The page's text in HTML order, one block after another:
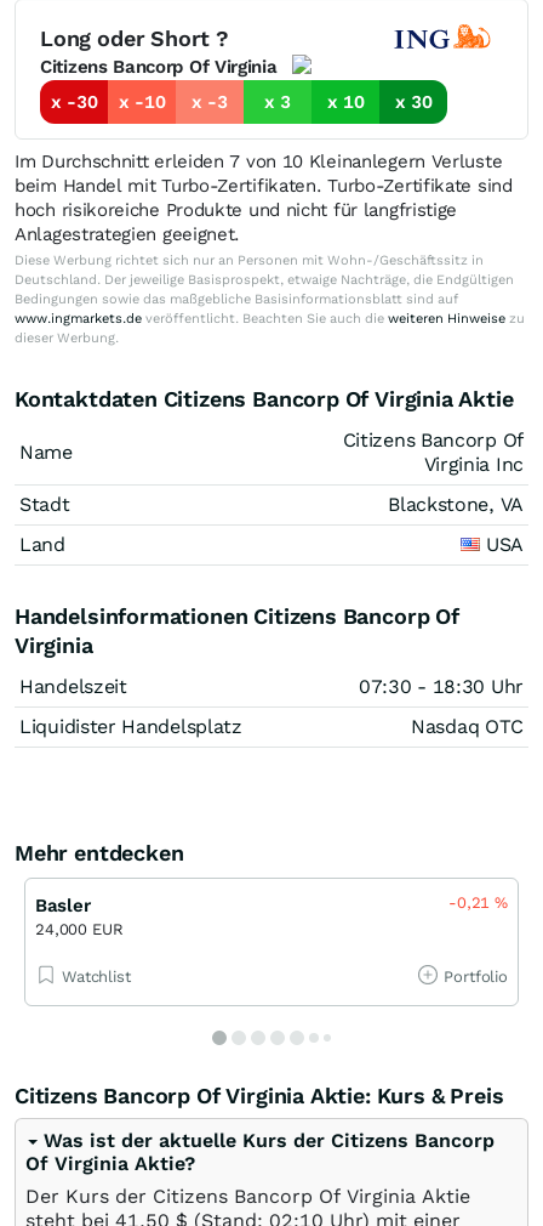
Long oder Short ?
Citizens Bancorp Of Virginia
x -30
x -10 x -3 x 3 x 10 x 30
Im Durchschnitt erleiden 7 von 10 Kleinanlegern Verluste
beim Handel mit Turbo-Zertifikaten. Turbo-Zertifikate sind
hoch risikoreiche Produkte und nicht für langfristige
Anlagestrategien geeignet.
Diese Werbung richtet sich nur an Personen mit Wohn-/Geschäftssitz in
Deutschland. Der jeweilige Basisprospekt, etwaige Nachträge, die Endgültigen
Bedingungen sowie das maßgebliche Basisinformationsblatt sind auf
www.ingmarkets.de veröffentlicht. Beachten Sie auch die weiteren Hinweise zu
dieser Werbung.
Kontaktdaten Citizens Bancorp Of Virginia Aktie
Name
Citizens Bancorp Of
Virginia Inc
Stadt
Blackstone, VA
Land
USA
Handelsinformationen Citizens Bancorp Of
Virginia
Handelszeit
07:30 - 18:30 Uhr
Liquidister Handelsplatz
Nasdaq OTC
Mehr entdecken
Basler
24,000 EUR
-0,21%
Watchlist Portfolio
Citizens Bancorp Of Virginia Aktie: Kurs & Preis
Was ist der aktuelle Kurs der Citizens Bancorp
Of Virginia Aktie?
Der Kurs der Citizens Bancorp Of Virginia Aktie
steht bei 41,50 $ (Stand: 02:10 Uhr) mit einer